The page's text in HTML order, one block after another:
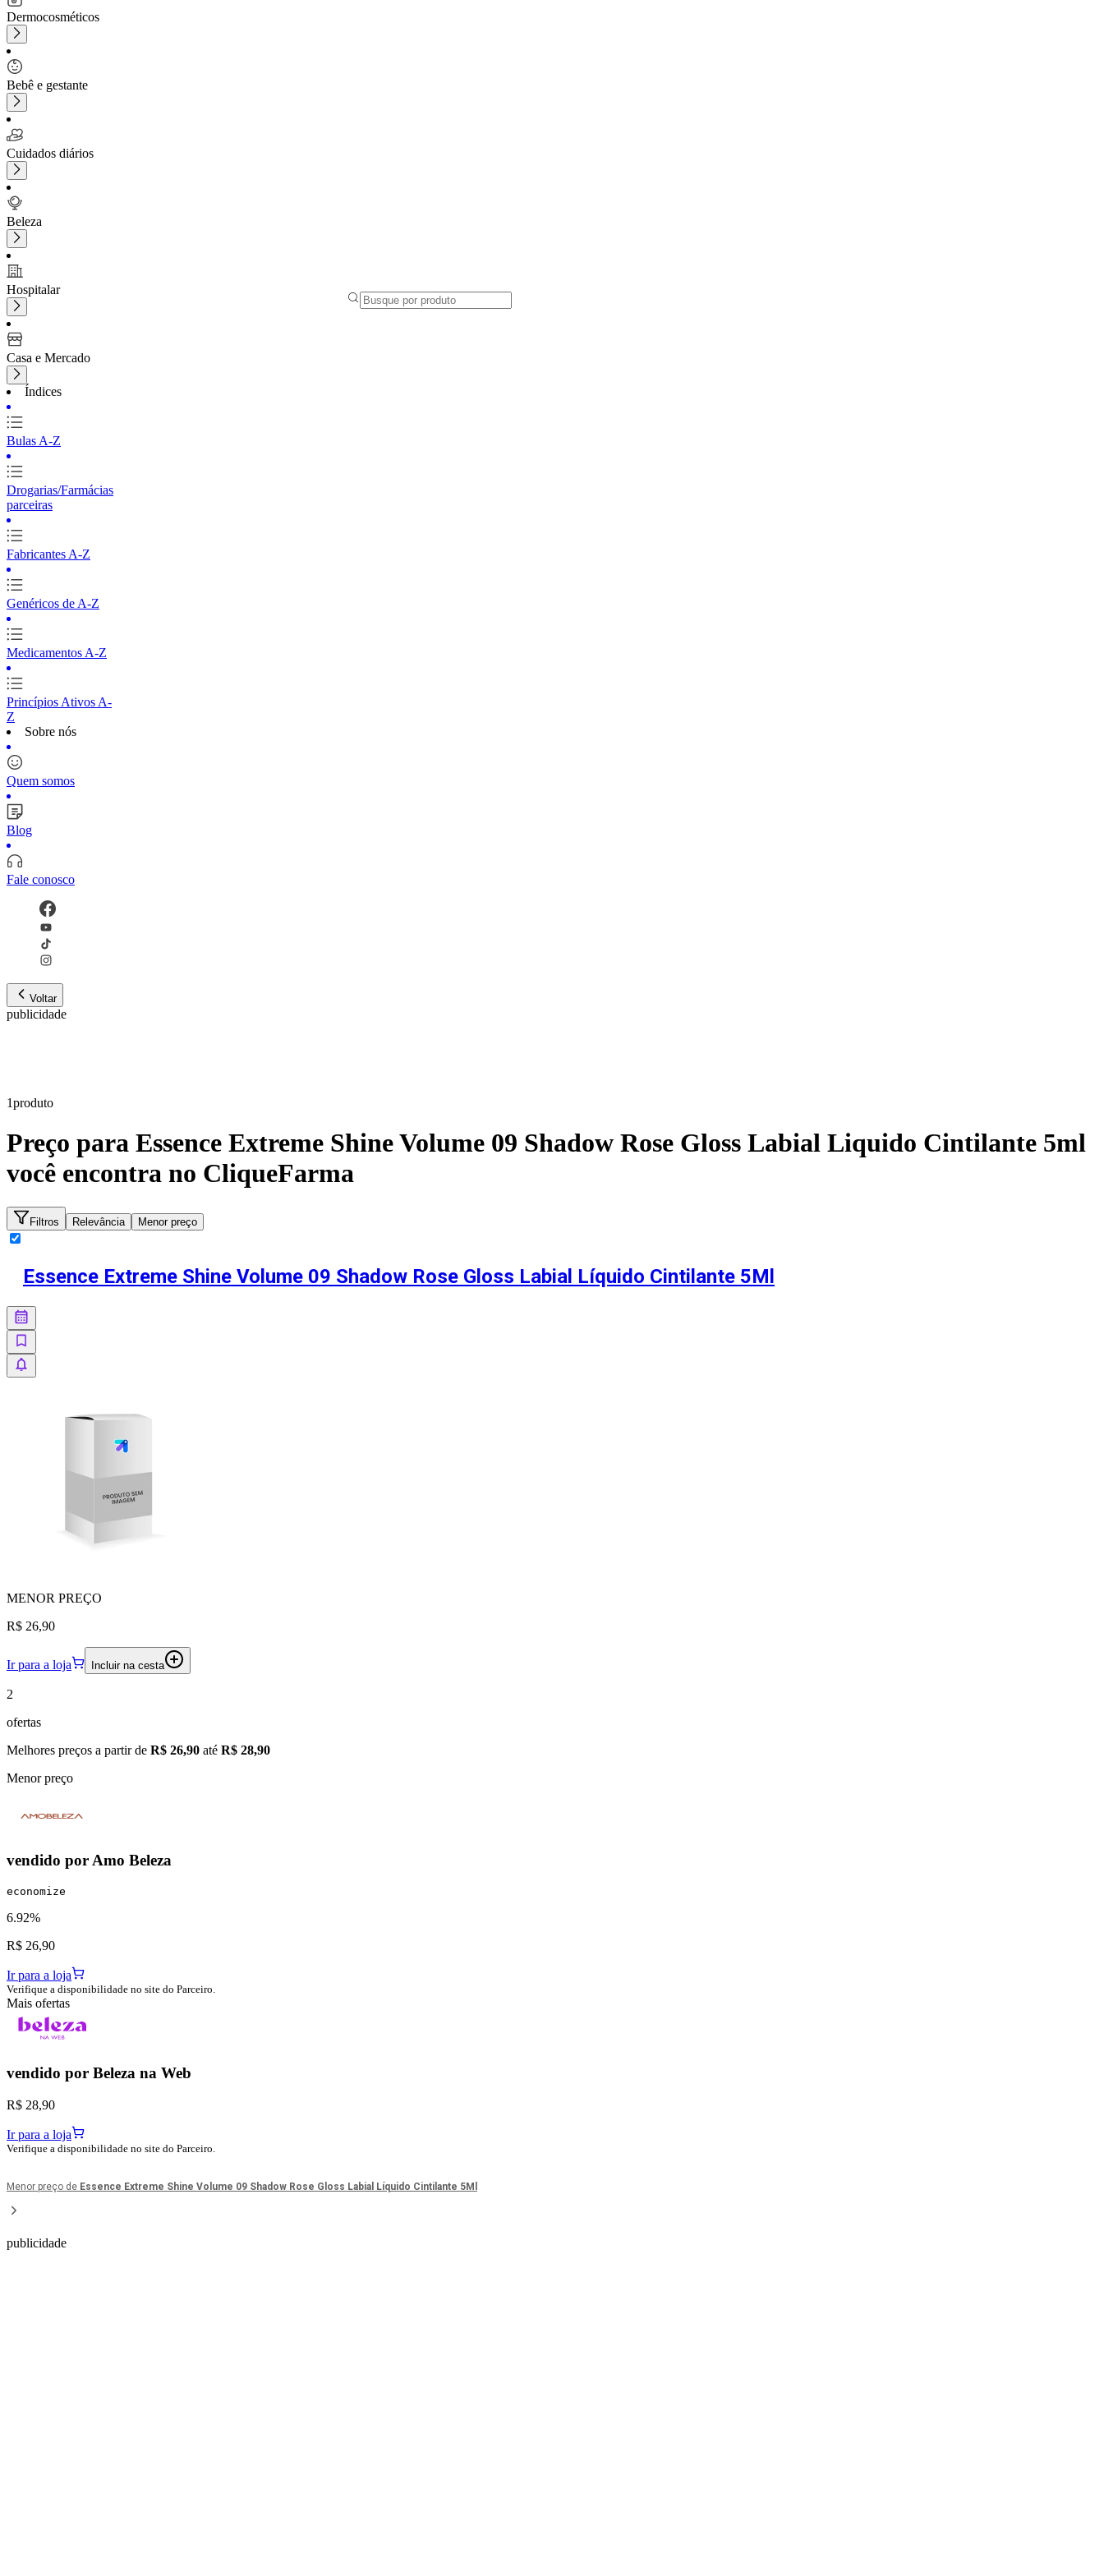
Dermocosméticos
Bebê e gestante
Cuidados diários
Beleza
Hospitalar
Casa e Mercado
Índices
Bulas A-Z
Drogarias/Farmácias
parceiras
Fabricantes A-Z
Genéricos de A-Z
Medicamentos A-Z
Princípios Ativos A-
Z
Sobre nós
Quem somos
Blog
Fale conosco
Voltar
publicidade
1produto
Preço para Essence Extreme Shine Volume 09 Shadow Rose Gloss Labial Liquido Cintilante 5ml
você encontra no CliqueFarma
Filtros Relevância Menor preço
Essence Extreme Shine Volume 09 Shadow Rose Gloss Labial Líquido Cintilante 5Ml
MENOR PREÇO
R$ 26,90
Ir para a loja Incluir na cesta
2
ofertas
Melhores preços a partir de R$ 26,90 até R$ 28,90
Menor preço
vendido porAmo Beleza
economize
6.92%
R$ 26,90
Ir para a loja
Verifique a disponibilidade no site do Parceiro.
Mais ofertas
vendido por Beleza na Web
R$ 28,90
Ir para a loja
Verifique a disponibilidade no site do Parceiro.
Menor preço de Essence Extreme Shine Volume 09 Shadow Rose Gloss Labial Líquido Cintilante 5Ml
publicidade